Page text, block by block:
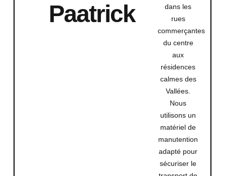
Paatrick
dans les
rues
commerçantes
du centre
aux
résidences
calmes des
Vallées.
Nous
utilisons un
matériel de
manutention
adapté pour
sécuriser le